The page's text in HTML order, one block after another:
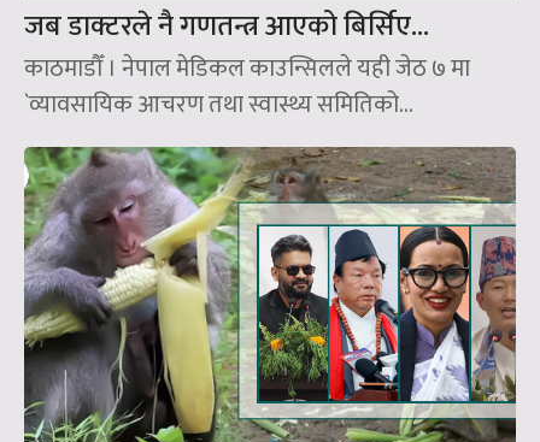
जब डाक्टरले नै गणतन्त्र आएको बिर्सिए…
काठमाडौँ । नेपाल मेडिकल काउन्सिलले यही जेठ ७ मा
`व्यावसायिक आचरण तथा स्वास्थ्य समितिको...